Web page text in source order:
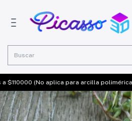
(No aplica para arcilla polimérica)